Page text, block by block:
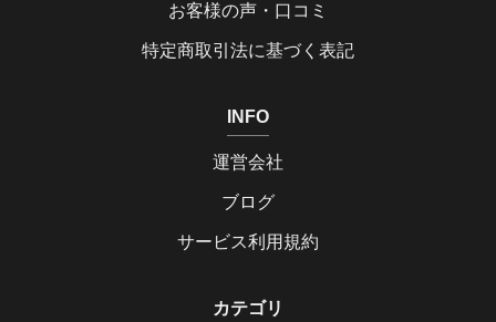
お客様の声・口コミ
特定商取引法に基づく表記
INFO
運営会社
ブログ
サービス利用規約
カテゴリ